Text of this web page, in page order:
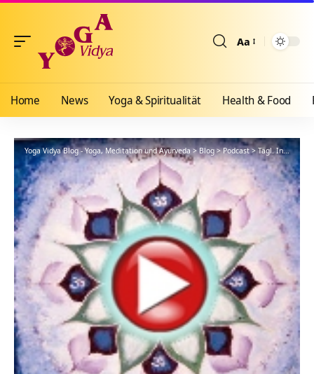
Aa
Home News Yoga & Spiritualität Health & Food
Yoga Vidya Blog - Yoga, Meditation und Ayurveda>Blog>Podcast>Tägl. Inspiration